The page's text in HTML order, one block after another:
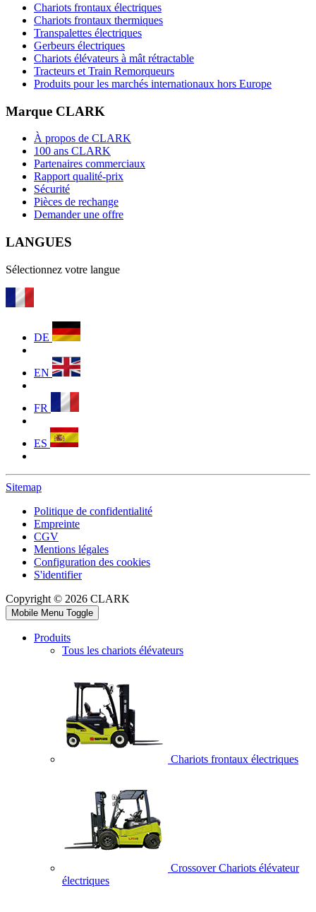
Chariots frontaux électriques
Chariots frontaux thermiques
Transpalettes électriques
Gerbeurs électriques
Chariots élévateurs à mât rétractable
Tracteurs et Train Remorqueurs
Produits pour les marchés internationaux hors Europe
Marque CLARK
À propos de CLARK
100 ans CLARK
Partenaires commerciaux
Rapport qualité-prix
Sécurité
Pièces de rechange
Demander une offre
LANGUES
Sélectionnez votre langue
DE
EN
FR
ES
Sitemap
Politique de confidentialité
Empreinte
CGV
Mentions légales
Configuration des cookies
S'identifier
Copyright © 2026 CLARK
Mobile Menu Toggle
Produits
Tous les chariots élévateurs
Chariots frontaux électriques
Crossover Chariots élévateur
électriques